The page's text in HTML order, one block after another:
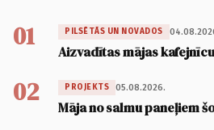
01 PILSĒTĀS UN NOVADOS
Aizvadītas mājas
02 PROJEKTS 05.08.2026.
Māja no salmu paneļiem